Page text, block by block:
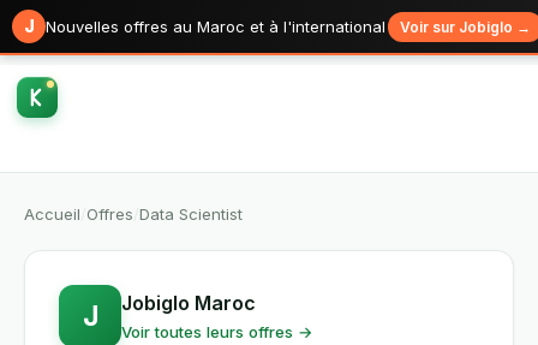
J Nouvelles offres au Maroc et à l'international Voir sur Jobiglo →
Accueil Offres Data Scientist
J Jobiglo Maroc
Voir toutes leurs offres →